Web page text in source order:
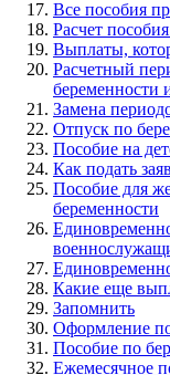
Все пособия
Расчет
Выплаты,
Расчетный
беременности
Замена
Отпуск по
Пособие на
Как подать
Пособие для
беременности
Какие еще
Запомнить
Оформление
Пособие по
Ежемесячное